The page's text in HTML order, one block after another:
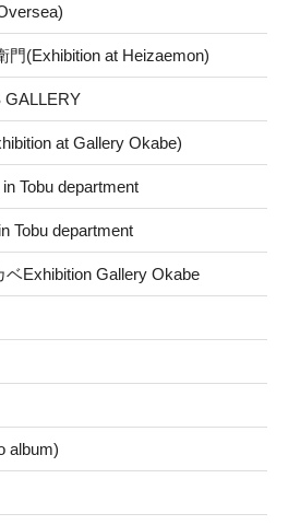
門(Exhibition at Heizaemon)
GALLERY
at Gallery Okabe)
Tobu department
Tobu department
ベExhibition Gallery Okabe
album)